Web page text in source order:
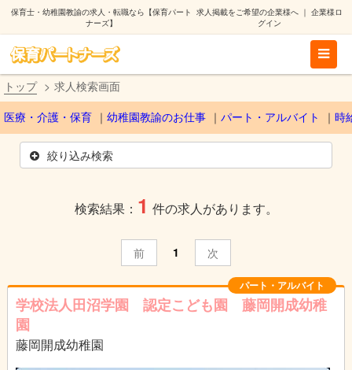
保育士・幼稚園教諭の求人・転職なら【保育パート
ナーズ】
求人掲載をご希望の企業様へ｜ 企業様ロ
グイン
トップ 求人検索画面
医療・介護・保育 幼稚園教諭のお仕事 パート・アルバイト 時
絞り込み検索
検索結果： 1 件の求人があります。
前 1 次
パート・アルバイト
学校法人田沼学園 認定こども園 藤岡開成幼稚
園
藤岡開成幼稚園